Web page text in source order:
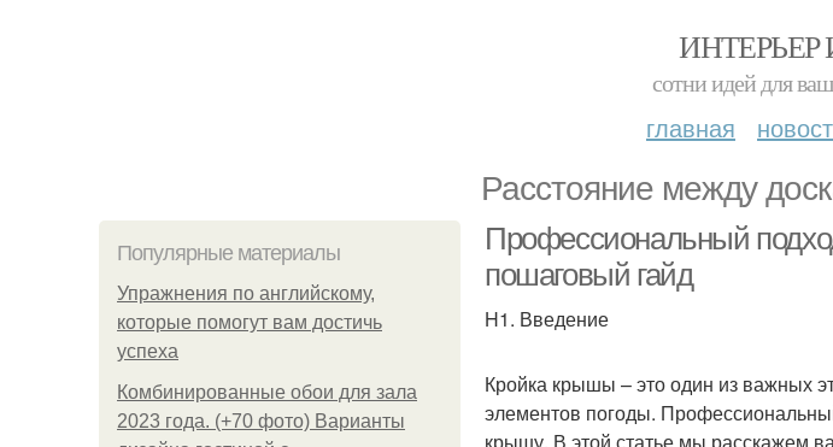
ИНТЕРЬЕР
сотни идей для
главная
Расстояние между
Популярные материалы
Упражнения по английскому,
которые помогут вам достичь
успеха
Комбинированные обои для зала
2023 года. (+70 фото) Варианты
Профессиональный
пошаговый гайд
H1. Введение
Кройка крышы – это один из важных
элементов погоды.